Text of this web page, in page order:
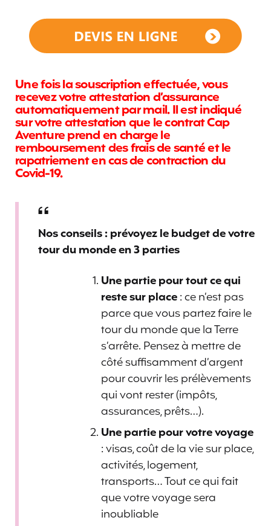
Une fois la souscription effectuée, vous
recevez votre attestation d’assurance
automatiquement par mail. Il est indiqué
sur votre attestation que le contrat Cap
Aventure prend en charge le
remboursement des frais de santé et le
rapatriement en cas de contraction du
Covid-19.
Nos conseils : prévoyez le budget de votre
tour du monde en 3 parties
Une partie pour tout ce qui
reste sur place: ce n’est pas
parce que vous partez faire le
tour du monde que la Terre
s’arrête. Pensez à mettre de
côté suffisamment d’argent
pour couvrir les prélèvements
qui vont rester (impôts,
assurances, prêts…).
Une partie pour votre voyage
: visas, coût de la vie sur place,
activités, logement,
transports… Tout ce qui fait
que votre voyage sera
inoubliable